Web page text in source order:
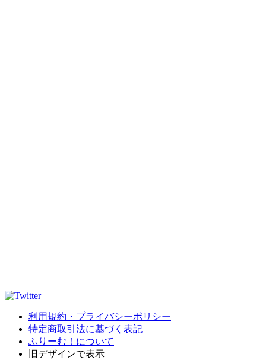
利用規約・プライバシーポリシー
特定商取引法に基づく表記
ふりーむ！について
旧デザインで表示